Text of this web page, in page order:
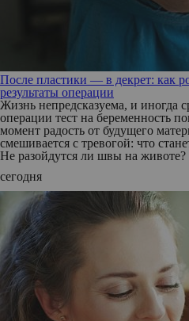
После пластики — в декрет: как
результаты операции
Жизнь непредсказуема, и иногда
операции тест на беременность
момент радость от будущего
смешивается с тревогой: что
Не разойдутся ли швы на животе?
сегодня